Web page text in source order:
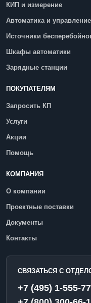
КИП и измерение
Автоматика и управление
Источники
Шкафы автоматики
Зарядные станции
ПОКУПАТЕЛЯМ
Запросить КП
Услуги
Акции
Помощь
КОМПАНИЯ
О компании
Проектные поставки
Документы
Контакты
СВЯЗАТЬСЯ С
+7 (495) 1-555-